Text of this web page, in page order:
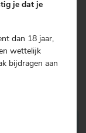
en komijnzaad.
Je kunt ook een
toevoegen.
erover.
Snijd
je dat je
dan 18 jaar,
wettelijk
bijdragen aan